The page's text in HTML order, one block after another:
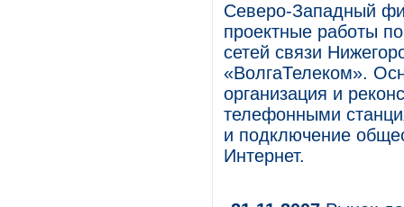
Северо-Западный
проектные работы
сетей связи
«ВолгаТелеком».
организация и
телефонными
и подключение
Интернет.